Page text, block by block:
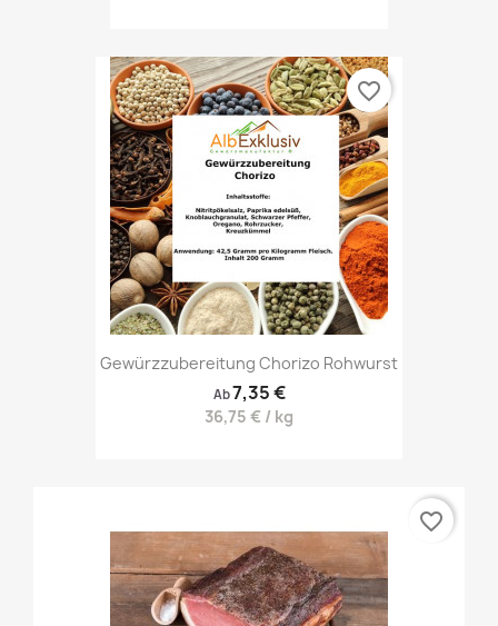
Gewürzzubereitung Chorizo Rohwurst
Ab7,35 €
36,75 € / kg
favorite_border
favorite_border